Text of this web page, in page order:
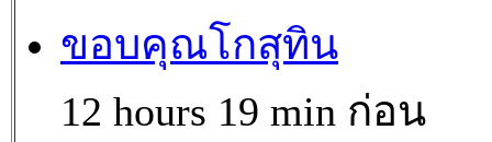
ขอบคุณโกสุทิน
12 hours 19 min ก่อน